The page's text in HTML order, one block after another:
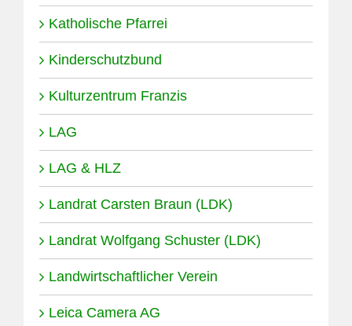
Katholische Pfarrei
Kinderschutzbund
Kulturzentrum Franzis
LAG
LAG & HLZ
Landrat Carsten Braun (LDK)
Landrat Wolfgang Schuster (LDK)
Landwirtschaftlicher Verein
Leica Camera AG